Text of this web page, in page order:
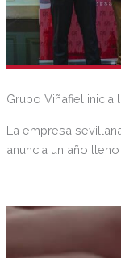
Grupo Viñafiel
La empresa
anuncia un año